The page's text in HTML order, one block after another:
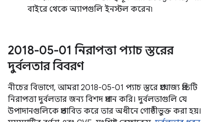
বাইরে থেকে অ্যাপগুলি ইনস্টল করেন৷
2018-05-01 নিরাপত্তা প্যাচ স্তরের
দুর্বলতার বিবরণ
নীচের বিভাগে, আমরা 2018-05-01 প্যাচ স্তরে প্রযোজ্য প্রতিটি
নিরাপত্তা দুর্বলতার জন্য বিশদ প্রদান করি। দুর্বলতাগুলি যে
উপাদানগুলিকে প্রভাবিত করে তার অধীনে গোষ্ঠীভুক্ত করা হয়।